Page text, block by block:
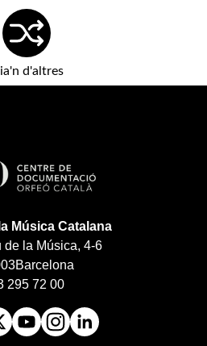
d'altres
Música Catalana
de la Música, 4-6
Barcelona
295 72 00